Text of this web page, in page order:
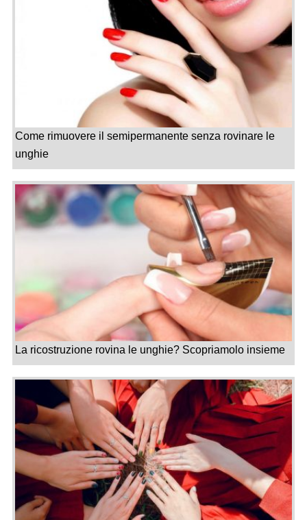
Come rimuovere il semipermanente senza rovinare le
unghie
La ricostruzione rovina le unghie? Scopriamolo insieme